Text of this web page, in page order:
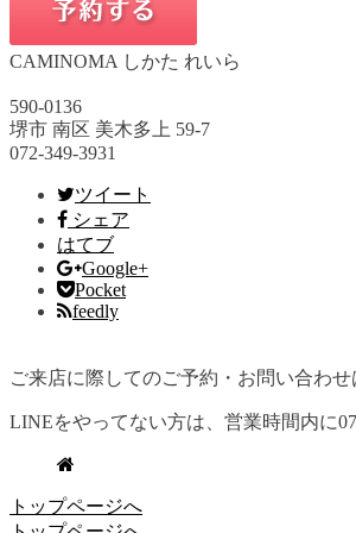
CAMINOMA しかた れいら
590-0136
堺市 南区 美木多上 59-7
072-349-3931
ツイート
シェア
はてブ
Google+
Pocket
feedly
ご来店に際してのご予約・お問い合わ
LINEをやってない方は、営業時間内に
トップページへ